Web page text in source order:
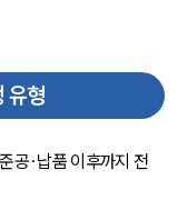
유형
공·납품 이후까지 전